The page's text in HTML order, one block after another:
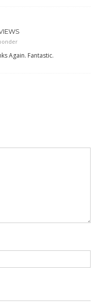
Again. Fantastic.